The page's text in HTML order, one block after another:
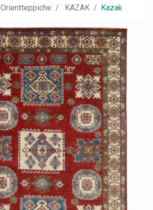
Orientteppiche KAZAK Kazak